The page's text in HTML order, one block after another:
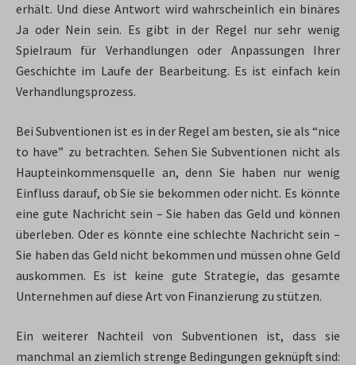
erhält. Und diese Antwort wird wahrscheinlich ein binäres
Ja oder Nein sein. Es gibt in der Regel nur sehr wenig
Spielraum für Verhandlungen oder Anpassungen Ihrer
Geschichte im Laufe der Bearbeitung. Es ist einfach kein
Verhandlungsprozess.
Bei Subventionen ist es in der Regel am besten, sie als “nice
to have” zu betrachten. Sehen Sie Subventionen nicht als
Haupteinkommensquelle an, denn Sie haben nur wenig
Einfluss darauf, ob Sie sie bekommen oder nicht. Es könnte
eine gute Nachricht sein – Sie haben das Geld und können
überleben. Oder es könnte eine schlechte Nachricht sein –
Sie haben das Geld nicht bekommen und müssen ohne Geld
auskommen. Es ist keine gute Strategie, das gesamte
Unternehmen auf diese Art von Finanzierung zu stützen.
Ein weiterer Nachteil von Subventionen ist, dass sie
manchmal an ziemlich strenge Bedingungen geknüpft sind: